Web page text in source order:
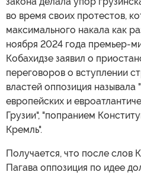
во время своих протестов,
максимального накала как
ноября 2024 года премьер-
Кобахидзе заявил о
переговоров о вступлении
властей оппозиция называла
европейских и
Грузии", "попранием
Кремль".
Получается, что после слов
Пагава оппозиция по идее